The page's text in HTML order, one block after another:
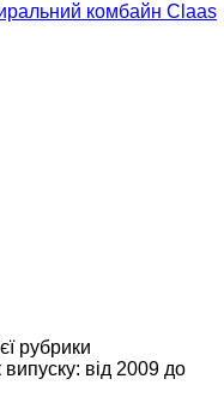
комбайн Claas
рубрики
випуску: від 2009 до